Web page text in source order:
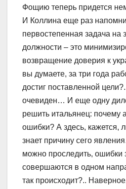
Фощию теперь придется
И Коллина еще раз
первостепенная задача на
должности – это
возвращение доверия к
вы думаете, за три года
достиг поставленной
очевиден… И еще одну
решить итальянец: почему
ошибки? А здесь, кажется,
знает причину сего
можно проследить, ошибки
совершаются в одном
так происходит?..